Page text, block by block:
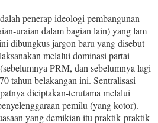
penerap ideologi pembangunan
dalam bagian lain) yang lam
dibungkus jargon baru yang disebut
melalui domi­nasi partai
PRM, dan sebelumnya lagi
tahun belakang­an ini. Sentralisasi
dicip­takan‑terutama melalui
pemilu (yang kotor).
yang demikian itu praktik‑praktik